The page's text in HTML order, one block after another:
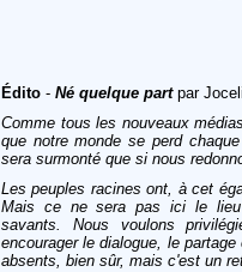
Édito - Né quelque part par
Comme tous les nouveaux
que notre monde se perd
sera surmonté que si nous
Les peuples racines ont, à cet
Mais ce ne sera pas ici le lieu
savants. Nous voulons
encourager le dialogue, le
absents, bien sûr, mais c'est un